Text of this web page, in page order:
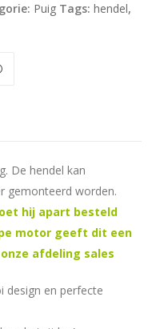
Puig Tags:hendel,
De hendel kan
gemonteerd worden.
hij apart besteld
motor geeft dit een
afdeling sales
design en perfecte